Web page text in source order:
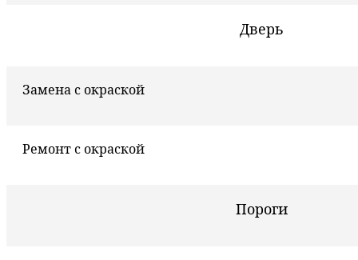
Дверь
Замена с окраской
Ремонт с окраской
Пороги